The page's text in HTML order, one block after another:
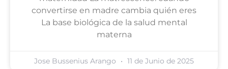
convertirse en madre cambia quién eres
La base biológica de la salud mental
materna
Jose Bussenius Arango 11 de Junio de 2025